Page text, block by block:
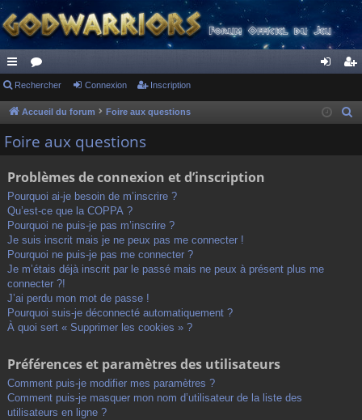
ac
co
ur
s
or
u ne cri
Rechercher Connexion Inscription
Accueil du forum Foire aux questions
Foire aux questions
Problèmes de connexion et d’inscription
Pourquoi ai-je besoin de m’inscrire ?
Qu’est-ce que la COPPA ?
Pourquoi ne puis-je pas m’inscrire ?
Je suis inscrit mais je ne peux pas me connecter !
Pourquoi ne puis-je pas me connecter ?
Je m’étais déjà inscrit par le passé mais ne peux à présent plus me
connecter ?!
J’ai perdu mon mot de passe !
Pourquoi suis-je déconnecté automatiquement ?
À quoi sert « Supprimer les cookies » ?
Préférences et paramètres des utilisateurs
Comment puis-je modifier mes paramètres ?
Comment puis-je masquer mon nom d’utilisateur de la liste des
utilisateurs en ligne ?